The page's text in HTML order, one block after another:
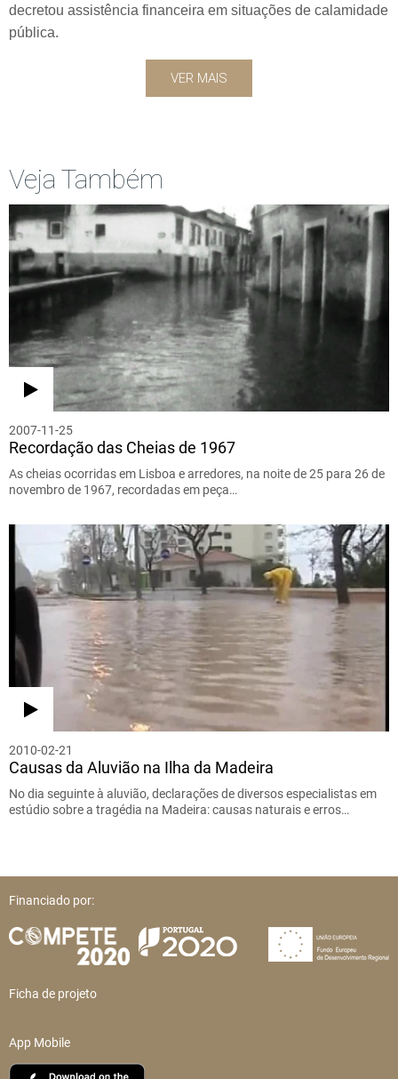
decretou assistência financeira em situações de calamidade
pública.
VER MAIS
Veja Também
2007-11-25
Recordação das Cheias de 1967
As cheias ocorridas em Lisboa e arredores, na noite de 25 para 26 de
novembro de 1967, recordadas em peça…
2010-02-21
Causas da Aluvião na Ilha da Madeira
No dia seguinte à aluvião, declarações de diversos especialistas em
estúdio sobre a tragédia na Madeira: causas naturais e erros…
Financiado por:
Ficha de projeto
App Mobile